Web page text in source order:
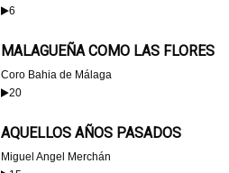
6
MALAGUEÑA COMO LAS FLORES
Coro Bahia de Málaga
20
AQUELLOS AÑOS PASADOS
Miguel Angel Merchán